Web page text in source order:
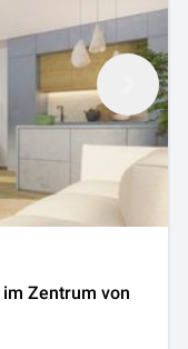
Zentrum von